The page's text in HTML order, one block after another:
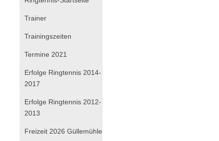
Trainer
Trainingszeiten
Termine 2021
Erfolge Ringtennis 2014-
2017
Erfolge Ringtennis 2012-
2013
Freizeit 2026 Güllemühle